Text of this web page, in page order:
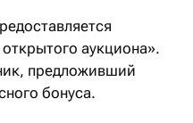
аукциона».
предложивший
бонуса.